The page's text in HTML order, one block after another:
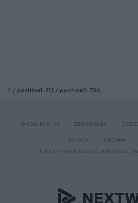
4 / position1: 313 / position2: 736
© 2026 PINK.GR ΕΠΙΚΟΙΝΩΝΙΑ
PRIVACY SITE MAP
PINK.GR NAME & LOGO ARE